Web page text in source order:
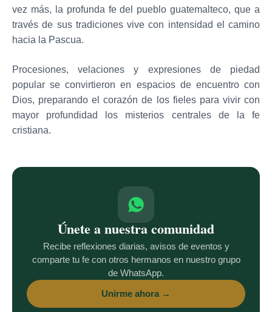
vez más, la profunda fe del pueblo guatemalteco, que a
través de sus tradiciones vive con intensidad el camino
hacia la Pascua.
Procesiones, velaciones y expresiones de piedad
popular se convirtieron en espacios de encuentro con
Dios, preparando el corazón de los fieles para vivir con
mayor profundidad los misterios centrales de la fe
cristiana.
Únete a nuestra comunidad
Recibe reflexiones diarias, avisos de eventos y
comparte tu fe con otros hermanos en nuestro grupo
de WhatsApp.
Unirme ahora →